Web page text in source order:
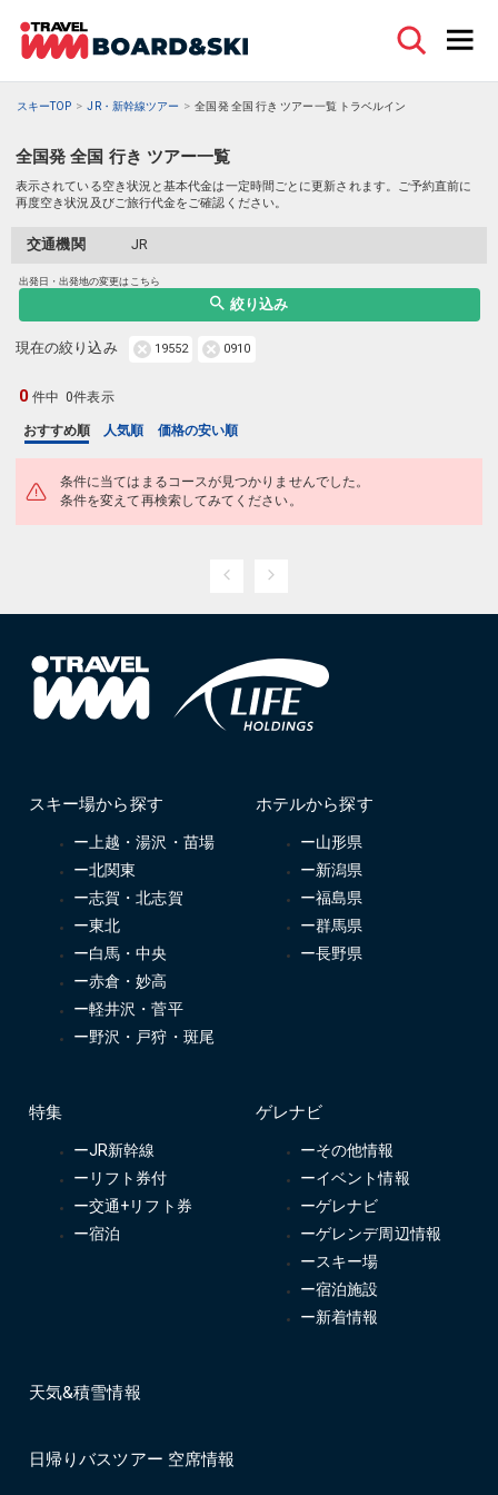
スキーTOP JR・新幹線ツアー 全国発 全国 行き ツアー一覧 トラベルイン
全国発 全国 行き ツアー一覧
表示されている空き状況と基本代金は一定時間ごとに更新されます。ご予約直前に
再度空き状況及びご旅行代金をご確認ください。
交通機関 JR
出発日・出発地の変更はこちら
絞り込み
現在の絞り込み 19552 0910
0 件中 0件表示
おすすめ順 人気順 価格の安い順
条件に当てはまるコースが見つかりませんでした。
条件を変えて再検索してみてください。
スキー場から探す
ー上越・湯沢・苗場
ー北関東
ー志賀・北志賀
ー東北
ー白馬・中央
ー赤倉・妙高
ー軽井沢・菅平
ー野沢・戸狩・斑尾
ホテルから探す
ー山形県
ー新潟県
ー福島県
ー群馬県
ー長野県
特集
ーJR新幹線
ーリフト券付
ー交通+リフト券
ー宿泊
ゲレナビ
ーその他情報
ーイベント情報
ーゲレナビ
ーゲレンデ周辺情報
ースキー場
ー宿泊施設
ー新着情報
天気&積雪情報
日帰りバスツアー 空席情報